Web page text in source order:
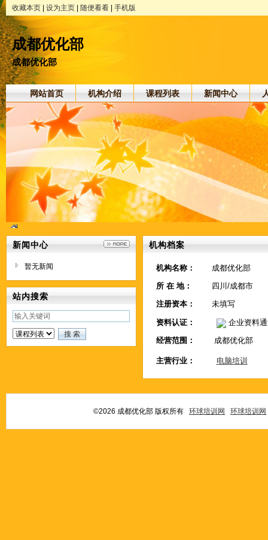
收藏本页 设为主页 随便看看 手机版
成都优化部
成都优化部
网站首页 机构介绍 课程列表 新闻中心
新闻中心
暂无新闻
站内搜索
机构档案
机构名称：
成都优化部
所 在 地：
四川/成都市
注册资本：
未填写
资料认证：
企业资料通
经营范围：
成都优化部
主营行业： 电脑培训
©2026 成都优化部 版权所有 环球培训网 环球培训网